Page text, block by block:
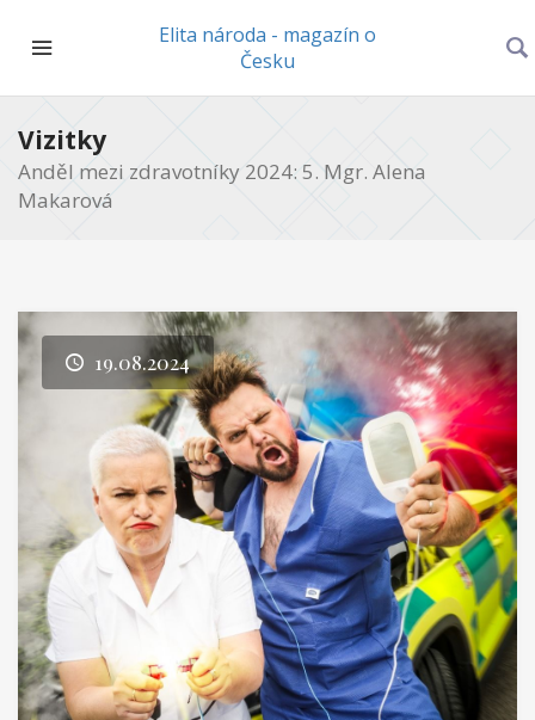
Elita národa - magazín o
Česku
Vizitky
Anděl mezi zdravotníky 2024: 5. Mgr. Alena
Makarová
19.08.2024